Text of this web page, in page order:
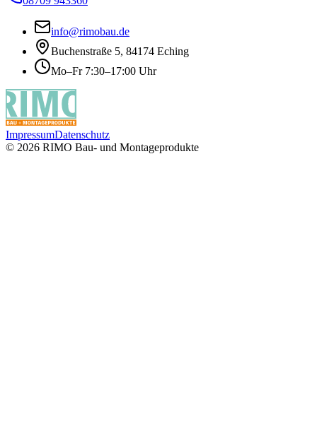
info@rimobau.de
Buchenstraße 5, 84174 Eching
Mo–Fr 7:30–17:00 Uhr
ImpressumDatenschutz
© 2026 RIMO Bau- und Montageprodukte